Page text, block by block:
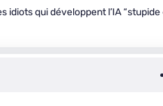
idiots qui développent l’IA “stupide